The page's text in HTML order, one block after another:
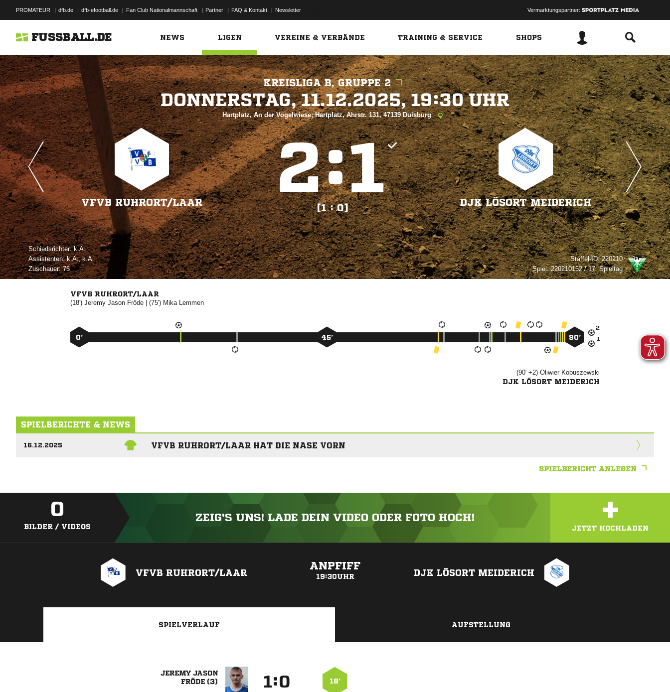
PROMATEUR | dfb.de | dfb-efootball.de | Fan Club Nationalmannschaft | Partner | FAQ & Kontakt | Newsletter Vermarktungspartner:
FUSSBALL.DE NEWS LIGEN VEREINE & VERBÄNDE TRAINING & SERVICE SHOPS
KREISLIGA B, GRUPPE 2
   
Hartplatz, An der Vogelwiese; Hartplatz, Ahrstr. 131, 47139 Duisburg
VFVB RUHRORT/​LAAR
:
[1 : 0]
DJK LÖSORT MEIDERICH
Schiedsrichter:
Assistenten:, 
Zuschauer:75
Staffel-ID:220210
Spiel:220210152 / 17. Spieltag
VFVB RUHRORT/LAAR
(18')  | (75') 


0’ 45’ 90’
(90' +2) 
DJK LÖSORT MEIDERICH
SPIELBERICHTE & NEWS
16.12.2025 VFVB RUHRORT/LAAR HAT DIE NASE VORN
SPIELBERICHT ANLEGEN
0
BILDER / VIDEOS
ZEIG'S UNS! LADE DEIN VIDEO ODER FOTO HOCH! +
JETZT HOCHLADEN
VFVB RUHRORT/LAAR
ANPFIFF
19:30UHR DJK LÖSORT MEIDERICH
SPIELVERLAUF AUFSTELLUNG
 
 
: 18’